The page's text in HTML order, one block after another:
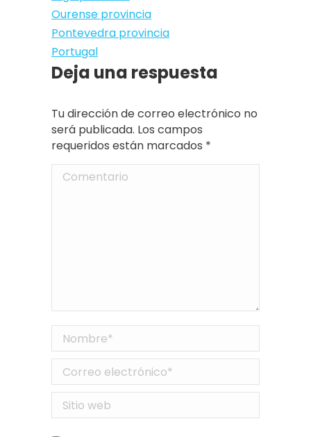
Ourense provincia
Pontevedra provincia
Portugal
Deja una respuesta
Tu dirección de correo electrónico no
será publicada. Los campos
requeridos están marcados *
Comentario
Nombre *
Correo electrónico *
Sitio web